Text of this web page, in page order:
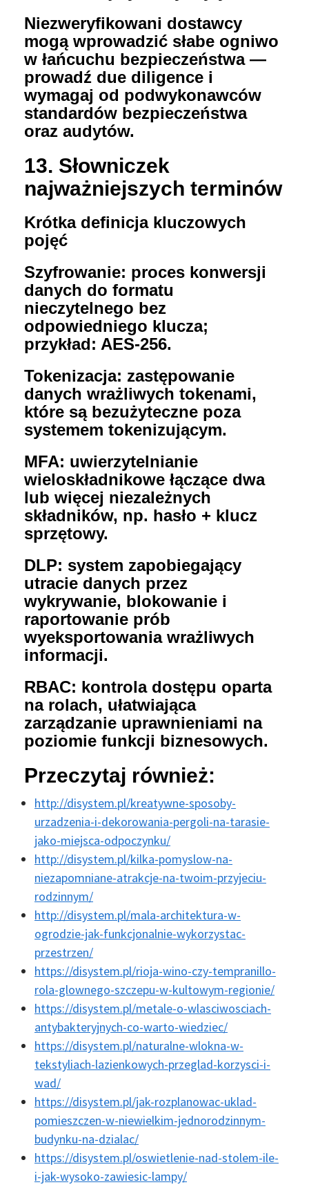
Niezweryfikowani dostawcy
mogą wprowadzić słabe ogniwo
w łańcuchu bezpieczeństwa —
prowadź due diligence i
wymagaj od podwykonawców
standardów bezpieczeństwa
oraz audytów.
13. Słowniczek
najważniejszych terminów
Krótka definicja kluczowych
pojęć
Szyfrowanie: proces konwersji
danych do formatu
nieczytelnego bez
odpowiedniego klucza;
przykład: AES-256.
Tokenizacja: zastępowanie
danych wrażliwych tokenami,
które są bezużyteczne poza
systemem tokenizującym.
MFA: uwierzytelnianie
wieloskładnikowe łączące dwa
lub więcej niezależnych
składników, np. hasło + klucz
sprzętowy.
DLP: system zapobiegający
utracie danych przez
wykrywanie, blokowanie i
raportowanie prób
wyeksportowania wrażliwych
informacji.
RBAC: kontrola dostępu oparta
na rolach, ułatwiająca
zarządzanie uprawnieniami na
poziomie funkcji biznesowych.
Przeczytaj również:
http://disystem.pl/kreatywne-sposoby-
urzadzenia-i-dekorowania-pergoli-na-tarasie-
jako-miejsca-odpoczynku/
http://disystem.pl/kilka-pomyslow-na-
niezapomniane-atrakcje-na-twoim-przyjeciu-
rodzinnym/
http://disystem.pl/mala-architektura-w-
ogrodzie-jak-funkcjonalnie-wykorzystac-
przestrzen/
https://disystem.pl/rioja-wino-czy-tempranillo-
rola-glownego-szczepu-w-kultowym-regionie/
https://disystem.pl/metale-o-wlasciwosciach-
antybakteryjnych-co-warto-wiedziec/
https://disystem.pl/naturalne-wlokna-w-
tekstyliach-lazienkowych-przeglad-korzysci-i-
wad/
https://disystem.pl/jak-rozplanowac-uklad-
pomieszczen-w-niewielkim-jednorodzinnym-
budynku-na-dzialac/
https://disystem.pl/oswietlenie-nad-stolem-ile-
i-jak-wysoko-zawiesic-lampy/